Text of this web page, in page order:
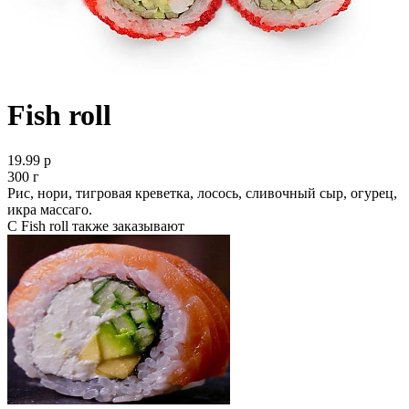
Fish roll
19.99 р
300 г
Рис, нори, тигровая креветка, лосось, сливочный сыр, огурец,
икра массаго.
С Fish roll также заказывают